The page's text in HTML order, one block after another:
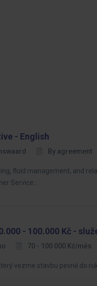
- English
By agreement
fluid management, and
Service…
- 100.000 Kč -
70 - 100 000 Kč/měs
vezme stavbu pevně do